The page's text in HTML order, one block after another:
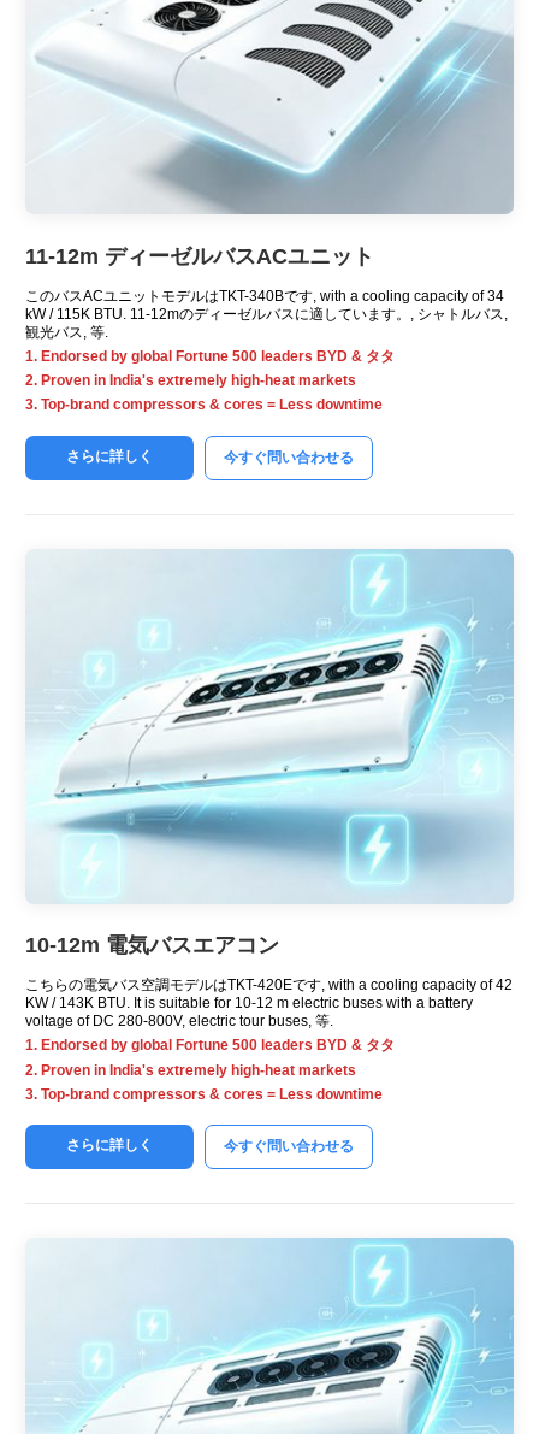
11-12m デ​​ィーゼルバスACユニット
このバスACユニットモデルはTKT-340Bです, with a cooling capacity of34
kW / 115K BTU. 11-12mのディーゼルバスに適しています。, シャトルバス,
観光バス, 等.
1. Endorsed by global Fortune 500 leaders BYD & タタ
2. Proven in India's extremely high-heat markets
3. Top-brand compressors & cores = Less downtime
さらに詳しく 今すぐ問い合わせる
10-12m 電気バスエアコン
こちらの電気バス空調モデルはTKT-420Eです, with a cooling capacity of42
KW / 143K BTU. It is suitable for 10-12 m electric buses with a battery
voltage of DC 280-800V, electric tour buses, 等.
1. Endorsed by global Fortune 500 leaders BYD & タタ
2. Proven in India's extremely high-heat markets
3. Top-brand compressors & cores = Less downtime
さらに詳しく 今すぐ問い合わせる